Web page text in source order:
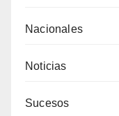
Nacionales
Noticias
Sucesos